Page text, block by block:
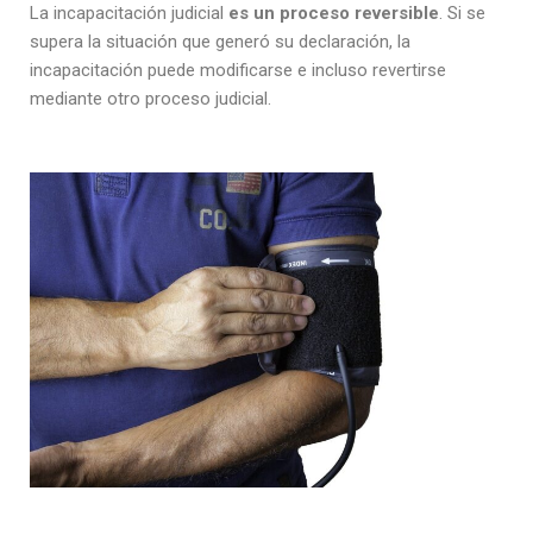
La incapacitación judicial es un proceso reversible. Si se
supera la situación que generó su declaración, la
incapacitación puede modificarse e incluso revertirse
mediante otro proceso judicial.